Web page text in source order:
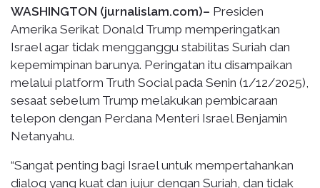
WASHINGTON (jurnalislam.com)– Presiden
Amerika Serikat Donald Trump memperingatkan
Israel agar tidak mengganggu stabilitas Suriah dan
kepemimpinan barunya. Peringatan itu disampaikan
melalui platform Truth Social pada Senin (1/12/2025),
sesaat sebelum Trump melakukan pembicaraan
telepon dengan Perdana Menteri Israel Benjamin
Netanyahu.
“Sangat penting bagi Israel untuk mempertahankan
dialog yang kuat dan jujur dengan Suriah, dan tidak